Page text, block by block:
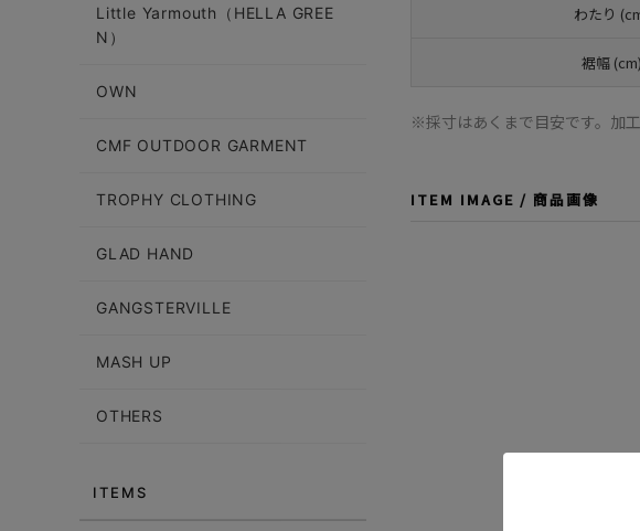
わたり
裾幅 (cm)
※採寸はあくまで目安です。加
ITEM IMAGE / 商品画像
Little Yarmouth（HELLA GREE
N）
OWN
CMF OUTDOOR GARMENT
TROPHY CLOTHING
GLAD HAND
GANGSTERVILLE
MASH UP
OTHERS
ITEMS